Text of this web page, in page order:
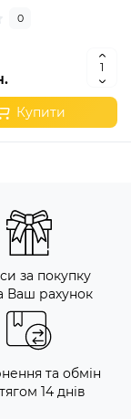
0
Купити
за покупку
Ваш рахунок
та обмін
14 днів